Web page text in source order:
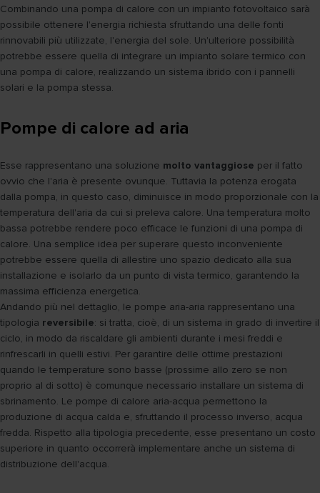
Combinando una pompa di calore con un impianto fotovoltaico sarà
possibile ottenere l'energia richiesta sfruttando una delle fonti
rinnovabili più utilizzate, l'energia del sole. Un'ulteriore possibilità
potrebbe essere quella di integrare un impianto solare termico con
una pompa di calore, realizzando un sistema ibrido con i pannelli
solari e la pompa stessa.
Pompe di calore ad aria
Esse rappresentano una soluzione molto vantaggiose per il fatto
ovvio che l'aria è presente ovunque. Tuttavia la potenza erogata
dalla pompa, in questo caso, diminuisce in modo proporzionale con la
temperatura dell'aria da cui si preleva calore. Una temperatura molto
bassa potrebbe rendere poco efficace le funzioni di una pompa di
calore. Una semplice idea per superare questo inconveniente
potrebbe essere quella di allestire uno spazio dedicato alla sua
installazione e isolarlo da un punto di vista termico, garantendo la
massima efficienza energetica.
Andando più nel dettaglio, le pompe aria-aria rappresentano una
tipologia reversibile: si tratta, cioè, di un sistema in grado di invertire il
ciclo, in modo da riscaldare gli ambienti durante i mesi freddi e
rinfrescarli in quelli estivi. Per garantire delle ottime prestazioni
quando le temperature sono basse (prossime allo zero se non
proprio al di sotto) è comunque necessario installare un sistema di
sbrinamento. Le pompe di calore aria-acqua permettono la
produzione di acqua calda e, sfruttando il processo inverso, acqua
fredda. Rispetto alla tipologia precedente, esse presentano un costo
superiore in quanto occorrerà implementare anche un sistema di
distribuzione dell'acqua.